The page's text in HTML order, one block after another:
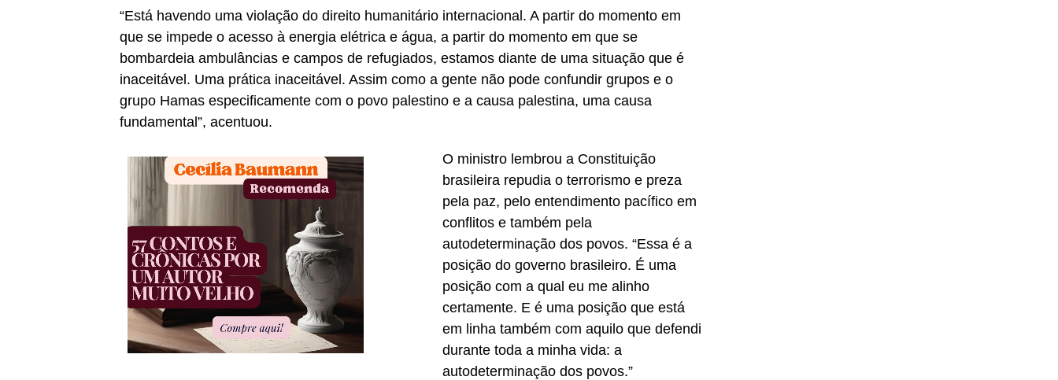
“Está havendo uma violação do direito humanitário internacional. A partir do momento em
que se impede o acesso à energia elétrica e água, a partir do momento em que se
bombardeia ambulâncias e campos de refugiados, estamos diante de uma situação que é
inaceitável. Uma prática inaceitável. Assim como a gente não pode confundir grupos e o
grupo Hamas especificamente com o povo palestino e a causa palestina, uma causa
fundamental”, acentuou.
O ministro lembrou a Constituição
brasileira repudia o terrorismo e preza
pela paz, pelo entendimento pacífico em
conflitos e também pela
autodeterminação dos povos. “Essa é a
posição do governo brasileiro. É uma
posição com a qual eu me alinho
certamente. E é uma posição que está
em linha também com aquilo que defendi
durante toda a minha vida: a
autodeterminação dos povos.”